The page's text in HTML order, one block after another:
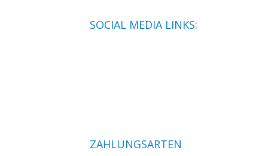
SOCIAL MEDIA LINKS:
ZAHLUNGSARTEN